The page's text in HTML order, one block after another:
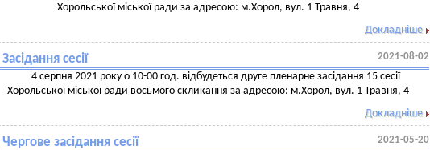
Хорольської міської ради за адресою: м.Хорол, вул. 1 Травня, 4
Докладніше
Засідання сесії 2021-08-02
4 серпня 2021 року о 10-00 год. відбудеться друге пленарне засідання 15 сесії
Хорольської міської ради восьмого скликання за адресою: м.Хорол, вул. 1 Травня, 4
Докладніше
Чергове засідання сесії 2021-05-20